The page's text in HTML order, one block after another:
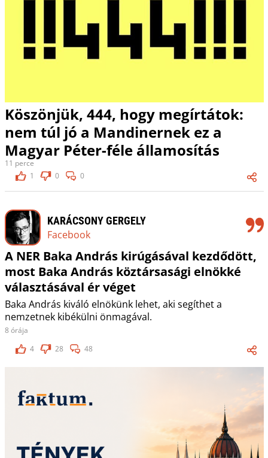
Köszönjük, 444, hogy megírtátok:
nem túl jó a Mandinernek ez a
Magyar Péter-féle államosítás
11 perce
1
0 0
KARÁCSONY GERGELY
Facebook
A NER Baka András kirúgásával kezdődött,
most Baka András köztársasági elnökké
választásával ér véget
Baka András kiváló elnökünk lehet, aki segíthet a
nemzetnek kibékülni önmagával.
8 órája
4
28 48